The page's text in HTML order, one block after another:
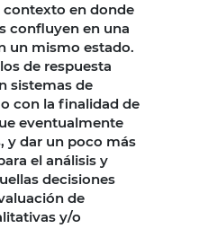
contexto en donde
confluyen en una
un mismo estado.
de respuesta
sistemas de
con la finalidad de
eventualmente
y dar un poco más
el análisis y
decisiones
de
y/o